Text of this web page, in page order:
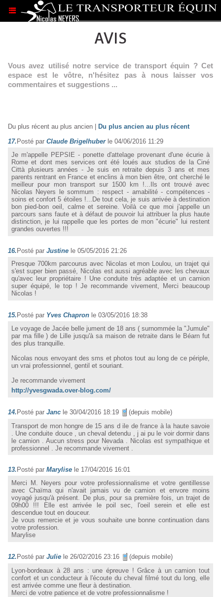
.
AVIS
Vous avez utilisé notre service de transport équin ? Cet
espace est le vôtre, n'hésitez pas à nous laisser vos
commentaires et suggestions ...
Du plus récent au plus ancien
Du plus ancien au plus récent
17. Posté par Claude Brigelhuber le 04/06/2016 11:29
Je m'appelle PEPSIE - ponette d'attelage provenant d'une écurie à
Rome et dont mes services ont été loués aux studios de la Ciné
Città plusieurs années - Je suis en retraite depuis 3 ans et mes
parents rentrant en France et enclins à mon bien être, ont cherché le
meilleur pour mon transport sur 1500 km !...Ils ont trouvé avec
Nicolas Neyers le sommum : respect - amabilité - compétences -
soins et confort 5 étoiles !...De tout cela, je suis arrivée à destination
bon pied-bon oeil, calme et sereine. Voilà ce que moi j'appelle un
parcours sans faute et à défaut de pouvoir lui attribuer la plus haute
distinction, je lui rappelle que les portes de mon "écurie" lui restent
grandes ouvertes !!!
16.Posté par Justine le 05/05/2016 21:26
Presque 700km parcourus avec Nicolas et mon Loulou, un trajet qui
s'est super bien passé, Nicolas est aussi agréable avec les chevaux
qu'avec leur propriétaire ! Une conduite très adaptée et un camion
super équipé, le top ! Je recommande vivement, Merci beaucoup
Nicolas !
15. Posté par Yves Chapron le 03/05/2016 18:38
Le voyage de Jacée belle jument de 18 ans ( surnommée la "Jumule"
par ma fille ) de Lille jusqu'à sa maison de retraite dans le Béarn fut
des plus tranquille.
Nicolas nous envoyant des sms et photos tout au long de ce périple,
un vrai professionnel, gentil et souriant.
Je recommande vivement
http://yvesgwada.over-blog.com/
14.Posté par Janc le 30/04/2016 18:19
(depuis mobile)
Transport de mon hongre de 15 ans d ile de france à la haute savoie
. Une conduite douce , un cheval detendu , j ai pu le voir dormir dans
le camion . Aucun stress pour Nevada . Nicolas est sympathique et
professionnel . Je recommande vivement .
13. Posté par Marylise le 17/04/2016 16:01
Merci M. Neyers pour votre professionnalisme et votre gentillesse
avec Chaïma qui n'avait jamais vu de camion et envore moins
voyagé jusqu'à présent. De plus, pour sa première fois, un trajet de
09h00 !!! Elle est arrivée le poil sec, l'oeil serein et elle est
descendue tout en douceur.
Je vous remercie et je vous souhaite une bonne continuation dans
votre profession.
Marylise
12. Posté par Julie le 26/02/2016 23:16
(depuis mobile)
Lyon-bordeaux à 28 ans : une épreuve ! Grâce à un camion tout
confort et un conducteur à l'écoute du cheval filmé tout du long, elle
est arrivée comme une fleur à destination.
Merci de votre patience et de votre professionnalisme !